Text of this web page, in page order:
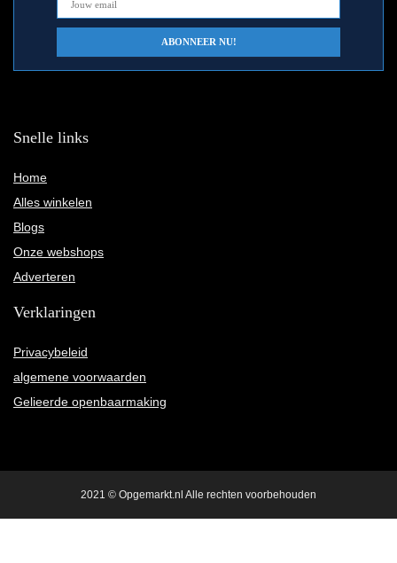
Snelle links
Home
Alles winkelen
Blogs
Onze webshops
Adverteren
Verklaringen
Privacybeleid
algemene voorwaarden
Gelieerde openbaarmaking
2021 © Opgemarkt.nl Alle rechten voorbehouden